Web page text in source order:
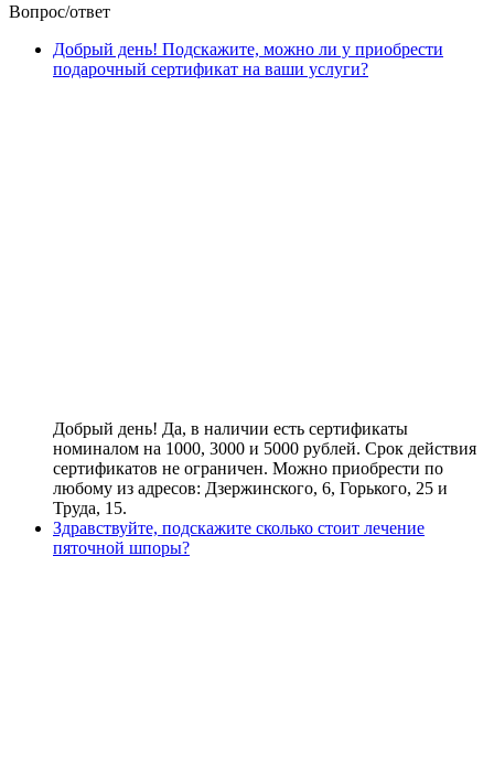
Вопрос/ответ
Добрый день! Подскажите, можно ли у приобрести
подарочный сертификат на ваши услуги?
Добрый день! Да, в наличии есть сертификаты
номиналом на 1000, 3000 и 5000 рублей. Срок действия
сертификатов не ограничен. Можно приобрести по
любому из адресов: Дзержинского, 6, Горького, 25 и
Труда, 15.
Здравствуйте, подскажите сколько стоит лечение
пяточной шпоры?